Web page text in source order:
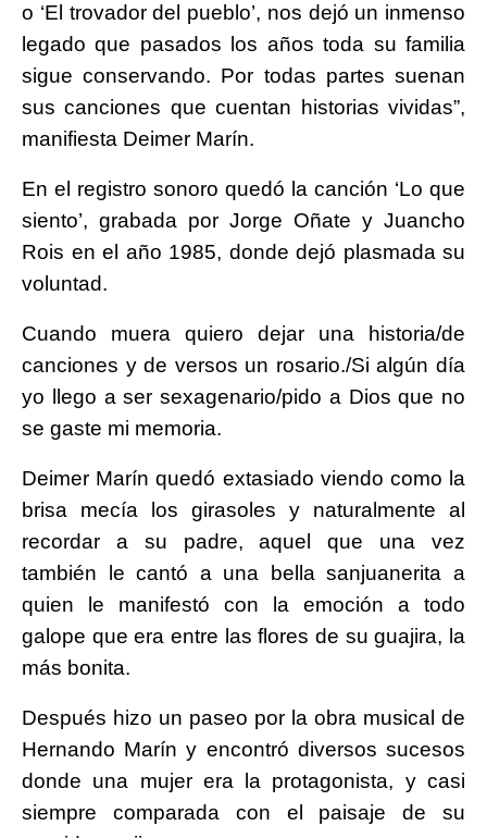
o ‘El trovador del pueblo’, nos dejó un inmenso
legado que pasados los años toda su familia
sigue conservando. Por todas partes suenan
sus canciones que cuentan historias vividas”,
manifiesta Deimer Marín.
En el registro sonoro quedó la canción ‘Lo que
siento’, grabada por Jorge Oñate y Juancho
Rois en el año 1985, donde dejó plasmada su
voluntad.
Cuando muera quiero dejar una historia/de
canciones y de versos un rosario./Si algún día
yo llego a ser sexagenario/pido a Dios que no
se gaste mi memoria.
Deimer Marín quedó extasiado viendo como la
brisa mecía los girasoles y naturalmente al
recordar a su padre, aquel que una vez
también le cantó a una bella sanjuanerita a
quien le manifestó con la emoción a todo
galope que era entre las flores de su guajira, la
más bonita.
Después hizo un paseo por la obra musical de
Hernando Marín y encontró diversos sucesos
donde una mujer era la protagonista, y casi
siempre comparada con el paisaje de su